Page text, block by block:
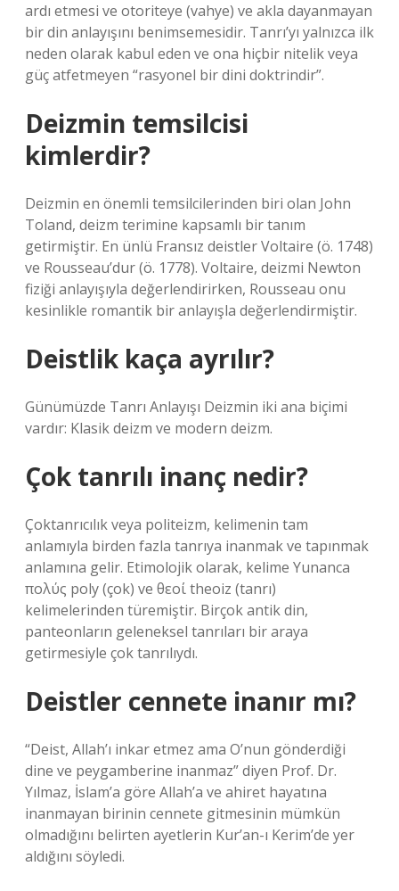
ardı etmesi ve otoriteye (vahye) ve akla dayanmayan
bir din anlayışını benimsemesidir. Tanrı’yı ​​yalnızca ilk
neden olarak kabul eden ve ona hiçbir nitelik veya
güç atfetmeyen “rasyonel bir dini doktrindir”.
Deizmin temsilcisi
kimlerdir?
Deizmin en önemli temsilcilerinden biri olan John
Toland, deizm terimine kapsamlı bir tanım
getirmiştir. En ünlü Fransız deistler Voltaire (ö. 1748)
ve Rousseau’dur (ö. 1778). Voltaire, deizmi Newton
fiziği anlayışıyla değerlendirirken, Rousseau onu
kesinlikle romantik bir anlayışla değerlendirmiştir.
Deistlik kaça ayrılır?
Günümüzde Tanrı Anlayışı Deizmin iki ana biçimi
vardır: Klasik deizm ve modern deizm.
Çok tanrılı inanç nedir?
Çoktanrıcılık veya politeizm, kelimenin tam
anlamıyla birden fazla tanrıya inanmak ve tapınmak
anlamına gelir. Etimolojik olarak, kelime Yunanca
πολύς poly (çok) ve θεοί theoiz (tanrı)
kelimelerinden türemiştir. Birçok antik din,
panteonların geleneksel tanrıları bir araya
getirmesiyle çok tanrılıydı.
Deistler cennete inanır mı?
“Deist, Allah’ı inkar etmez ama O’nun gönderdiği
dine ve peygamberine inanmaz” diyen Prof. Dr.
Yılmaz, İslam’a göre Allah’a ve ahiret hayatına
inanmayan birinin cennete gitmesinin mümkün
olmadığını belirten ayetlerin Kur’an-ı Kerim’de yer
aldığını söyledi.